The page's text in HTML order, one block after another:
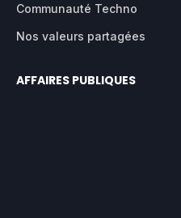
Communauté Techno
Nos valeurs partagées
AFFAIRES PUBLIQUES